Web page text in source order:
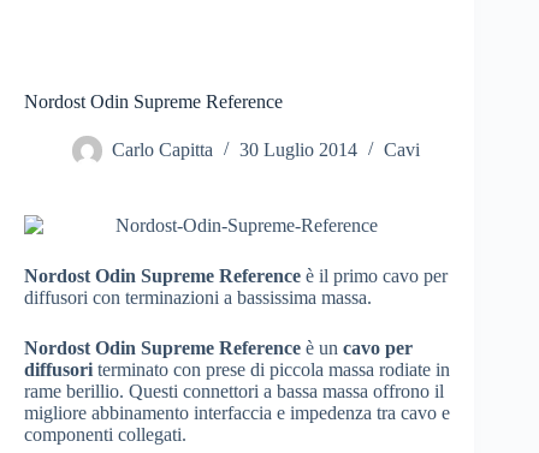
Nordost Odin Supreme Reference
Carlo Capitta 30 Luglio 2014 Cavi
Nordost Odin Supreme Reference è il primo cavo per
diffusori con terminazioni a bassissima massa.
Nordost Odin Supreme Reference è un cavo per
diffusori terminato con prese di piccola massa rodiate in
rame berillio. Questi connettori a bassa massa offrono il
migliore abbinamento interfaccia e impedenza tra cavo e
componenti collegati.